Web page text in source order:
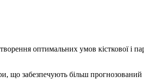
оптимальних умов кісткової і
що забезпечують більш